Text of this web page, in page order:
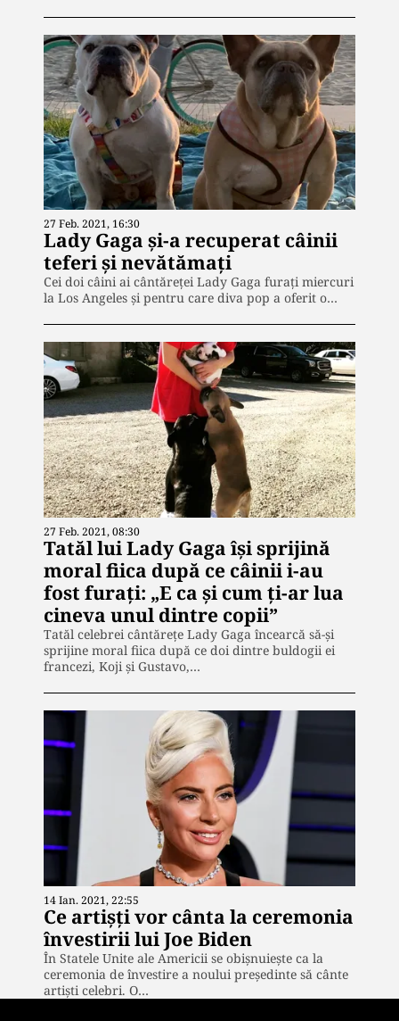
27 Feb. 2021, 16:30
Lady Gaga și-a recuperat câinii
teferi și nevătămați
Cei doi câini ai cântăreţei Lady Gaga furaţi miercuri
la Los Angeles şi pentru care diva pop a oferit o…
27 Feb. 2021, 08:30
Tatăl lui Lady Gaga își sprijină
moral fiica după ce câinii i-au
fost furați: „E ca și cum ți-ar lua
cineva unul dintre copii”
Tatăl celebrei cântărețe Lady Gaga încearcă să-și
sprijine moral fiica după ce doi dintre buldogii ei
francezi, Koji și Gustavo,…
14 Ian. 2021, 22:55
Ce artișți vor cânta la ceremonia
învestirii lui Joe Biden
În Statele Unite ale Americii se obișnuiește ca la
ceremonia de învestire a noului președinte să cânte
artiști celebri. O…